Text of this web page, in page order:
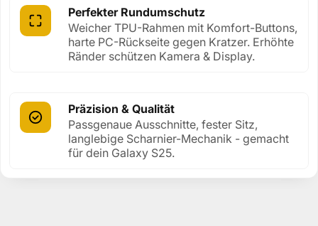
Weicher TPU-Rahmen mit Komfort-
Buttons, harte PC-Rückseite gegen
Kratzer. Erhöhte Ränder schützen
Kamera & Display.
Präzision & Qualität
Passgenaue Ausschnitte, fester Sitz,
langlebige Scharnier-Mechanik -
gemacht für dein Galaxy S25.